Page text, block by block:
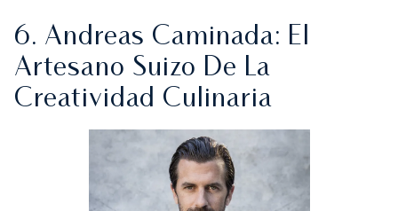
6. Andreas Caminada: El
Artesano Suizo De La
Creatividad Culinaria